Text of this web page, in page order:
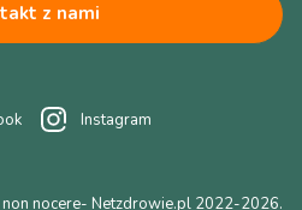
z nami
Instagram
nocere- Netzdrowie.pl 2022-2026.